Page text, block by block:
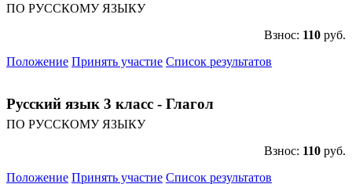
ПО РУССКОМУ ЯЗЫКУ
Взнос: 110 руб.
Положение Принять участие Список результатов
Русский язык 3 класс - Глагол
ПО РУССКОМУ ЯЗЫКУ
Взнос: 110 руб.
Положение Принять участие Список результатов